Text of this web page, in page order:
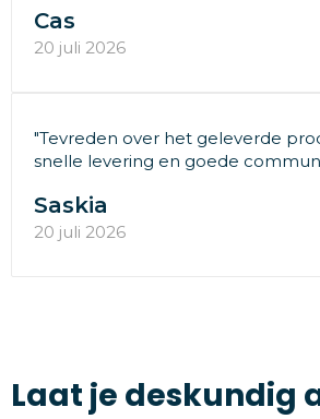
Cas
20 juli 2026
"Tevreden over het geleverde
snelle levering en goede
Saskia
20 juli 2026
Laat je deskundig